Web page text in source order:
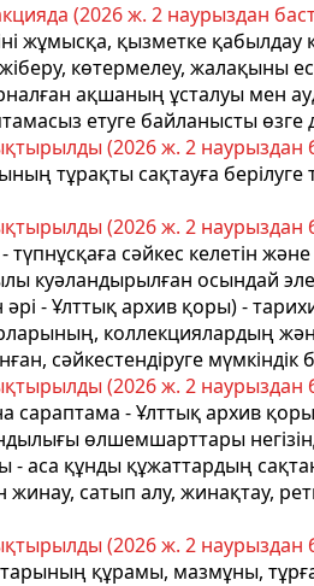
(2026 ж. 2 наурыздан
жұмысқа, қызметке
көтермелеу, жалақыны
ақшаның ұсталуы мен
етуге байланысты өзге
(2026 ж. 2 наурыздан
тұрақты сақтауға
(2026 ж. 2 наурыздан
сәйкес келетін
куәландырылған осындай
- Ұлттық архив қоры) -
коллекциялардың
сәйкестендіруге мүмкіндік
(2026 ж. 2 наурыздан
- Ұлттық архив
өлшемшарттары
- аса құнды құжаттардың
сатып алу, жинақтау,
(2026 ж. 2 наурыздан
құрамы, мазмұны,